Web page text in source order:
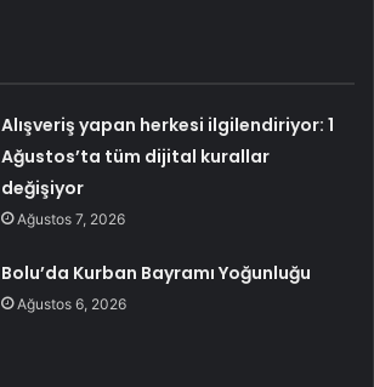
Alışveriş yapan herkesi ilgilendiriyor: 1
Ağustos’ta tüm dijital kurallar
değişiyor
Ağustos 7, 2026
Bolu’da Kurban Bayramı Yoğunluğu
Ağustos 6, 2026